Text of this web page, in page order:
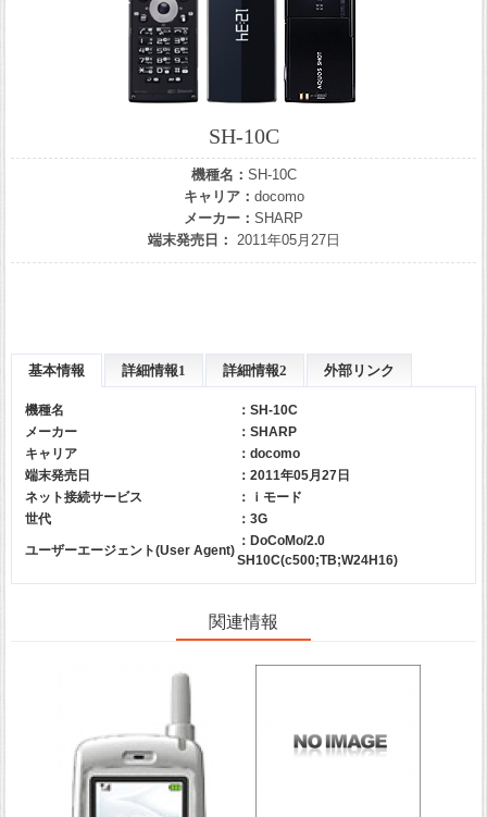
SH-10C
機種名： SH-10C
キャリア： docomo
メーカー： SHARP
端末発売日： 2011年05月27日
基本情報 詳細情報1 詳細情報2 外部リンク
機種名
：SH-10C
メーカー
： SHARP
キャリア
： docomo
端末発売日
：2011年05月27日
ネット接続サービス
：ｉモード
世代
：3G
ユーザーエージェント(User Agent)
：DoCoMo/2.0
SH10C(c500;TB;W24H16)
関連情報